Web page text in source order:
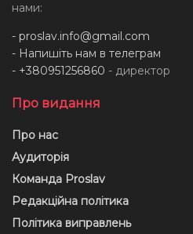
нами:
- proslav.info@gmail.com
- Напишіть нам в телеграм
- +380951256860 - директор
Про видання
Про нас
Аудиторія
Команда Proslav
Редакційна політика
Політика виправлень